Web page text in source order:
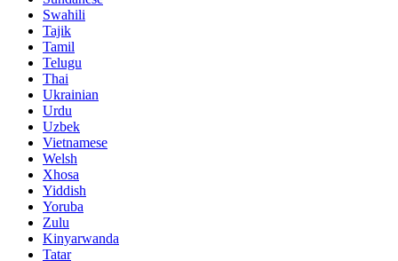
Swahili
Tajik
Tamil
Telugu
Thai
Ukrainian
Urdu
Uzbek
Vietnamese
Welsh
Xhosa
Yiddish
Yoruba
Zulu
Kinyarwanda
Tatar